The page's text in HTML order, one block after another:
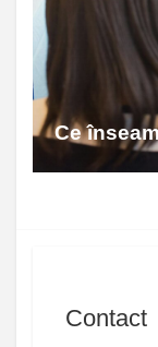
Ce
Contact